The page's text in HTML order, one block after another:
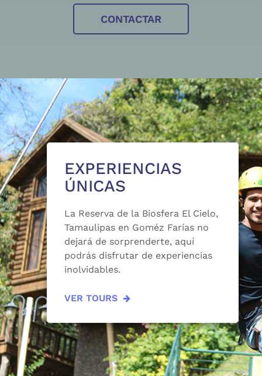
CONTACTAR
EXPERIENCIAS
ÚNICAS
La Reserva de la Biosfera El Cielo,
Tamaulipas en Goméz Farías no
dejará de sorprenderte, aquí
podrás disfrutar de experiencias
inolvidables.
VER TOURS